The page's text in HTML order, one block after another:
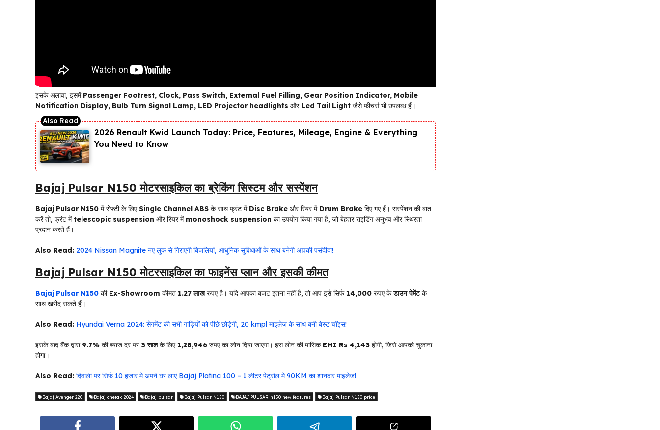
इसके अलावा, इसमें Passenger Footrest, Clock, Pass Switch, External Fuel Filling, Gear Position Indicator, Mobile
Notification Display, Bulb Turn Signal Lamp, LED Projector headlights और Led Tail Light जैसे फीचर्स भी उपलब्ध हैं।
2026 Renault Kwid Launch Today: Price, Features, Mileage, Engine & Everything
You Need to Know
Bajaj Pulsar N150 मोटरसाइकिल का ब्रेकिंग सिस्टम और सस्पेंशन
Bajaj Pulsar N150 में सेफ्टी के लिएSingle Channel ABS के साथ फ्रंट में Disc Brake और रियर में Drum Brake दिए गए हैं। सस्पेंशन की बात
करें तो, फ्रंट मेंtelescopic suspension और रियर में monoshock suspension का उपयोग किया गया है, जो बेहतर राइडिंग अनुभव और स्थिरता
प्रदान करते हैं।
Also Read: 2024 Nissan Magnite नए लुक से गिराएगी बिजलियां, आधुनिक सुविधाओं के साथ बनेगी आपकी पसंदीदा!
Bajaj Pulsar N150 मोटरसाइकिल का फाइनेंस प्लान और इसकी कीमत
Bajaj Pulsar N150 की Ex-Showroom कीमत 1.27 लाखरुपए है। यदि आपका बजट इतना नहीं है, तो आप इसे सिर्फ14,000 रुपए केडाउन पेमेंटके
साथ खरीद सकते हैं।
Also Read: Hyundai Verna 2024: सेगमेंट की सभी गाड़ियों को पीछे छोड़ेगी, 20 kmpl माइलेज के साथ बनी बेस्ट चॉइस!
इसके बाद बैंक द्वारा 9.7% की ब्याज दर पर 3 सालके लिए 1,28,946 रुपए का लोन दिया जाएगा। इस लोन की मासिक EMI Rs 4,143 होगी, जिसे आपको चुकाना
होगा।
Also Read: दिवाली पर सिर्फ 10 हजार में अपने घर लाएं Bajaj Platina 100 – 1 लीटर पेट्रोल में 90KM का शानदार माइलेज!
Bajaj Avenger 220 Bajaj chetak 2024 Bajaj pulsar Bajaj Pulsar N150 BAJAJ PULSAR n150 new features Bajaj Pulsar N150 price